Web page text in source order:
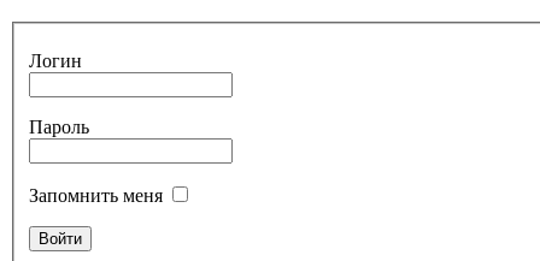
Логин
Пароль
Запомнить меня